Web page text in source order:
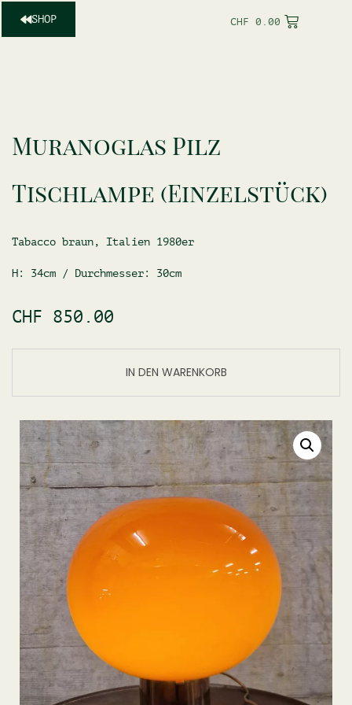
SHOP CHF 0.00
Muranoglas Pilz
Tischlampe (Einzelstück)
Tabacco braun, Italien 1980er
H: 34cm / Durchmesser: 30cm
CHF 850.00
IN DEN WARENKORB